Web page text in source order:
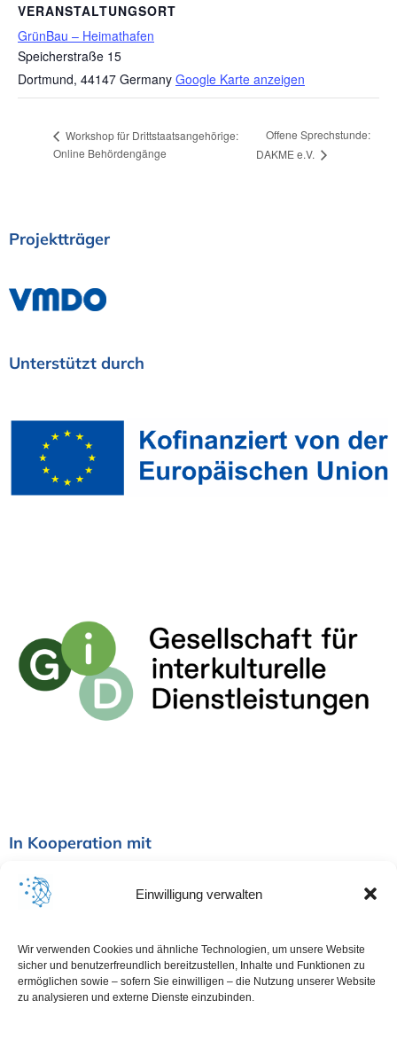
Einwilligung verwalten
Wir verwenden Cookies und ähnliche Technologien, um unsere Website
sicher und benutzerfreundlich bereitzustellen, Inhalte und Funktionen zu
ermöglichen sowie – sofern Sie einwilligen – die Nutzung unserer Website
zu analysieren und externe Dienste einzubinden.
VERANSTALTUNGSORT
GrünBau – Heimathafen
Speicherstraße 15
Dortmund, 44147 Germany Google Karte anzeigen
Workshop für Drittstaatsangehörige:
Online Behördengänge
Offene Sprechstunde:
DAKME e.V.
Projektträger
Unterstützt durch
In Kooperation mit